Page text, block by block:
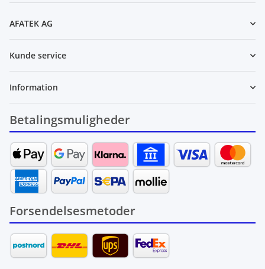
AFATEK AG
Kunde service
Information
Betalingsmuligheder
Forsendelsesmetoder